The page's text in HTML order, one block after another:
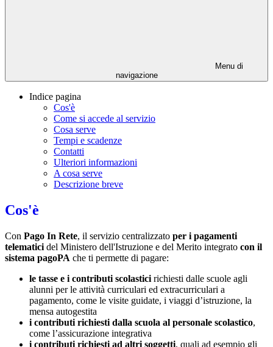
Menu di
navigazione
Indice pagina
Cos'è
Come si accede al servizio
Cosa serve
Tempi e scadenze
Contatti
Ulteriori informazioni
A cosa serve
Descrizione breve
Cos'è
Con Pago In Rete, il servizio centralizzato per i pagamenti
telematici del Ministero dell'Istruzione e del Merito integrato con il
sistema pagoPA che ti permette di pagare:
le tasse e i contributi scolastici richiesti dalle scuole agli
alunni per le attività curriculari ed extracurriculari a
pagamento, come le visite guidate, i viaggi d’istruzione, la
mensa autogestita
i contributi richiesti dalla scuola al personale scolastico,
come l’assicurazione integrativa
i contributi richiesti ad altri soggetti, quali ad esempio gli